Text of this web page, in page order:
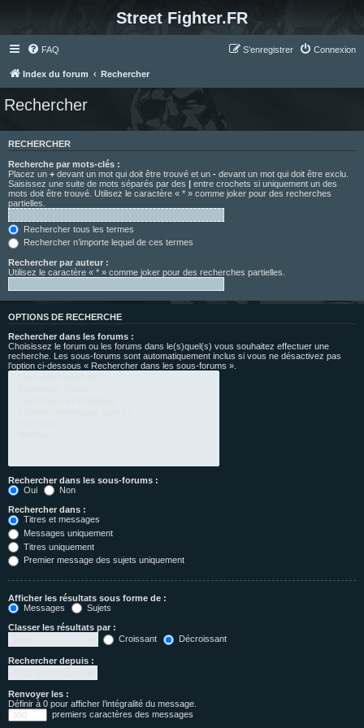
Street Fighter.FR
FAQ Connexion
S’enregistrer
Index du forum Rechercher
Rechercher
RECHERCHER
Recherche par mots-clés :
Placez un + devant un mot qui doit être trouvé et un - devant un mot qui doit être exclu.
Saisissez une suite de mots séparés par des | entre crochets si uniquement un des
mots doit être trouvé. Utilisez le caractère « * » comme joker pour des recherches
partielles.
Rechercher tous les termes
Rechercher n’importe lequel de ces termes
Rechercher par auteur :
Utilisez le caractère « * » comme joker pour des recherches partielles.
OPTIONS DE RECHERCHE
Rechercher dans les forums :
Choisissez le forum ou les forums dans le(s)quel(s) vous souhaitez effectuer une
recherche. Les sous-forums sont automatiquement inclus si vous ne désactivez pas
l’option ci-dessous « Rechercher dans les sous-forums ».
Rechercher dans les sous-forums :
Oui
Non
Rechercher dans :
Titres et messages
Messages uniquement
Titres uniquement
Premier message des sujets uniquement
Afficher les résultats sous forme de :
Messages
Sujets
Classer les résultats par :
Croissant
Décroissant
Rechercher depuis :
Renvoyer les :
Définir à 0 pour afficher l’intégralité du message.
premiers caractères des messages